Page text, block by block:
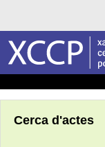
Cerca d'actes